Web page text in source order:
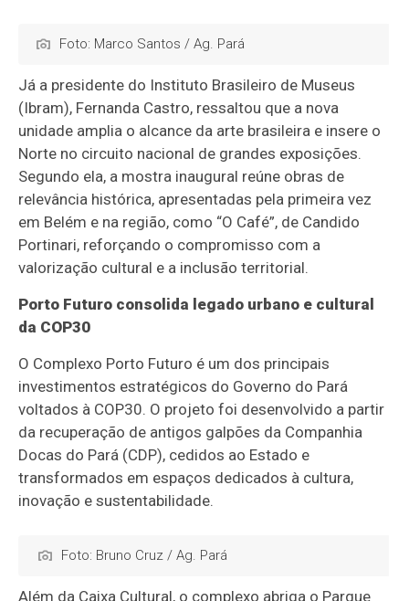
Foto: Marco Santos / Ag. Pará
Já a presidente do Instituto Brasileiro de Museus
(Ibram), Fernanda Castro, ressaltou que a nova
unidade amplia o alcance da arte brasileira e insere o
Norte no circuito nacional de grandes exposições.
Segundo ela, a mostra inaugural reúne obras de
relevância histórica, apresentadas pela primeira vez
em Belém e na região, como “O Café”, de Candido
Portinari, reforçando o compromisso com a
valorização cultural e a inclusão territorial.
Porto Futuro consolida legado urbano e cultural
da COP30
O Complexo Porto Futuro é um dos principais
investimentos estratégicos do Governo do Pará
voltados à COP30. O projeto foi desenvolvido a partir
da recuperação de antigos galpões da Companhia
Docas do Pará (CDP), cedidos ao Estado e
transformados em espaços dedicados à cultura,
inovação e sustentabilidade.
Foto: Bruno Cruz / Ag. Pará
Além da Caixa Cultural, o complexo abriga o Parque